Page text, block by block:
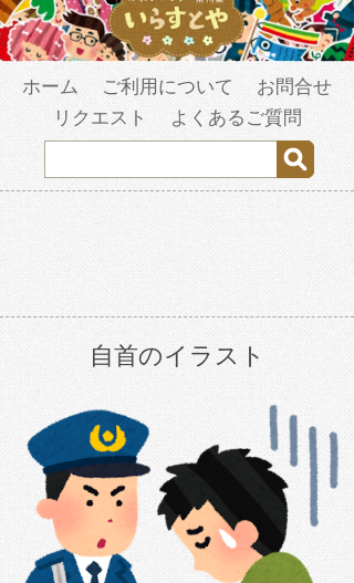
ホーム ご利用について
お問合せ
リクエスト
よくあるご質問
自首のイラスト